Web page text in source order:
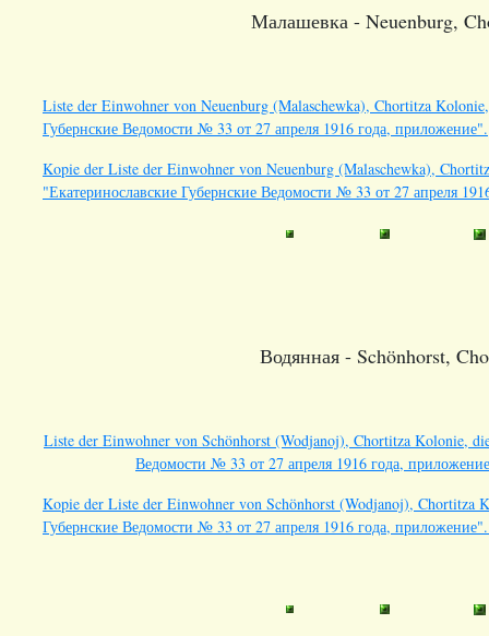
Малашевка - Neuenburg,
Liste der Einwohner von Neuenburg (Malaschewka), Chortitza
Губернские Ведомости № 33 от 27 апреля 1916 года, приложение".
Kopie der Liste der Einwohner von Neuenburg (Malaschewka),
"Екатеринославские Губернские Ведомости № 33 от 27 апреля
Водянная - Schönhorst,
Liste der Einwohner von Schönhorst (Wodjanoj), Chortitza Kolonie,
Ведомости № 33 от 27 апреля 1916 года,
Kopie der Liste der Einwohner von Schönhorst (Wodjanoj), Chortitza
Губернские Ведомости № 33 от 27 апреля 1916 года,